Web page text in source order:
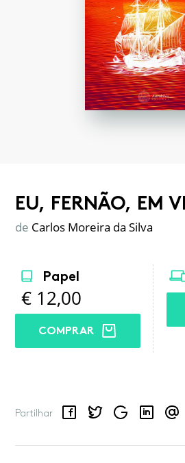
EU, FERNÃO, EM
de Carlos Moreira da Silva
Papel
€ 12,00
COMPRAR
Partilhar
FacebookTwitterGoogle LinkedInEmail